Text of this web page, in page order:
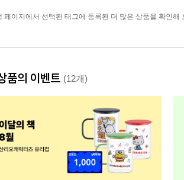
페이지에서 선택된 태그에 등록된 더 많은 상품을 확인해
품의 이벤트 (12개)